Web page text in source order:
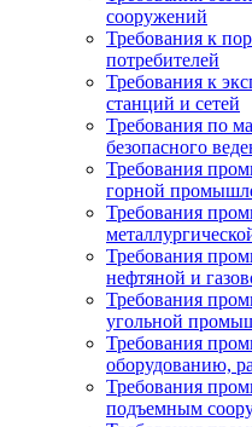
сооружений
Требования к
потребителей
Требования к
станций и сетей
Требования по
безопасного
Требования
горной
Требования
Требования
нефтяной и
Требования
угольной
Требования
оборудованию,
Требования
подъемным